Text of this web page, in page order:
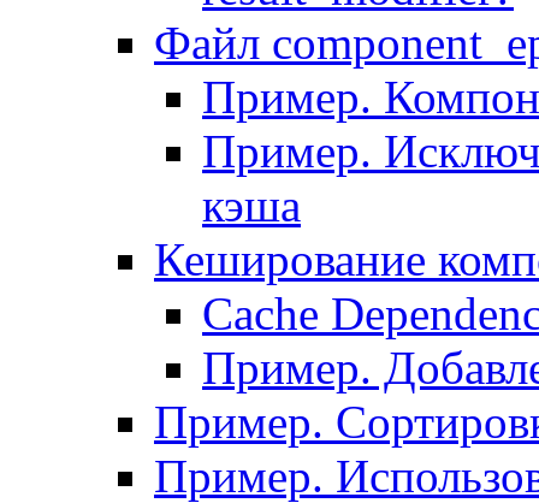
Файл
Пример.
Пример.
кэша
Кеширование
Сache
Пример.
Пример.
Пример.